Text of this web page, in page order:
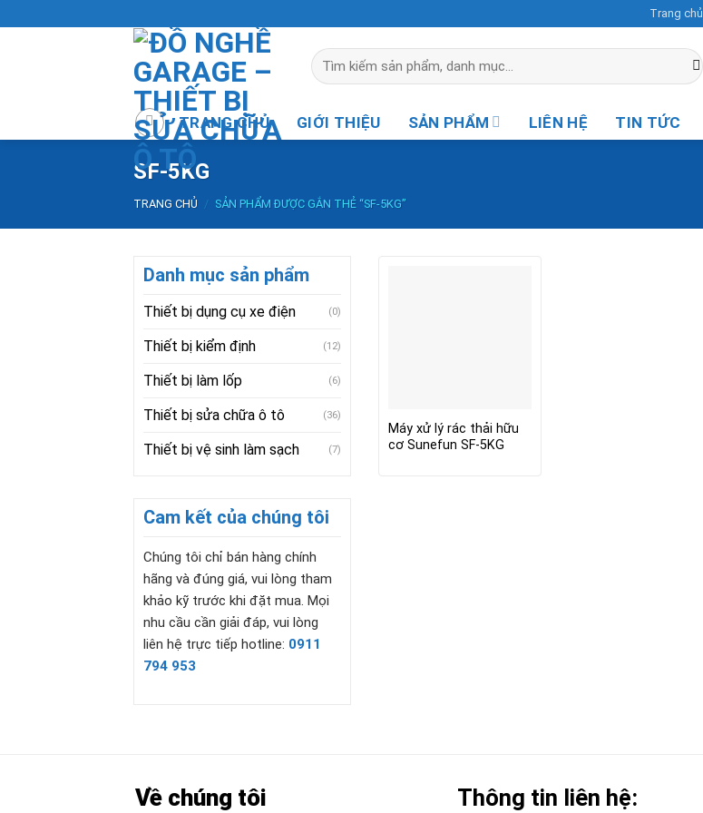
to
Trang chủ
Tìm
kiếm:
TRANG CHỦ GIỚI THIỆU SẢN PHẨM LIÊN HỆ TIN TỨC
SF-5KG
TRANG CHỦ / SẢN PHẨM ĐƯỢC GẮN THẺ “SF-5KG”
Danh mục sản phẩm
Thiết bị dụng cụ xe điện (0)
Thiết bị kiểm định (12)
Thiết bị làm lốp (6)
Thiết bị sửa chữa ô tô (36)
Thiết bị vệ sinh làm sạch (7)
Cam kết của chúng tôi
Chúng tôi chỉ bán hàng chính
hãng và đúng giá, vui lòng tham
khảo kỹ trước khi đặt mua. Mọi
nhu cầu cần giải đáp, vui lòng
liên hệ trực tiếp hotline: 0911
794 953
Máy xử lý rác thải hữu
cơ Sunefun SF-5KG
Về chúng tôi Thông tin liên hệ: